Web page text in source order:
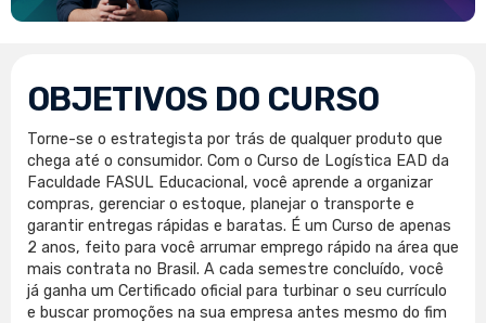
OBJETIVOS DO CURSO
Torne-se o estrategista por trás de qualquer produto que
chega até o consumidor. Com o Curso de Logística EAD da
Faculdade FASUL Educacional, você aprende a organizar
compras, gerenciar o estoque, planejar o transporte e
garantir entregas rápidas e baratas. É um Curso de apenas
2 anos, feito para você arrumar emprego rápido na área que
mais contrata no Brasil. A cada semestre concluído, você
já ganha um Certificado oficial para turbinar o seu currículo
e buscar promoções na sua empresa antes mesmo do fim